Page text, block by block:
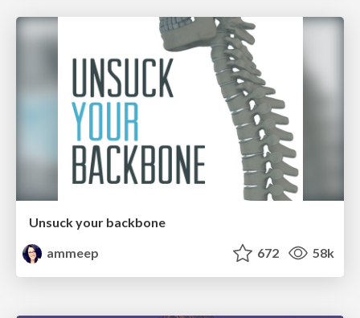
Unsuck your backbone
ammeep
672 58k